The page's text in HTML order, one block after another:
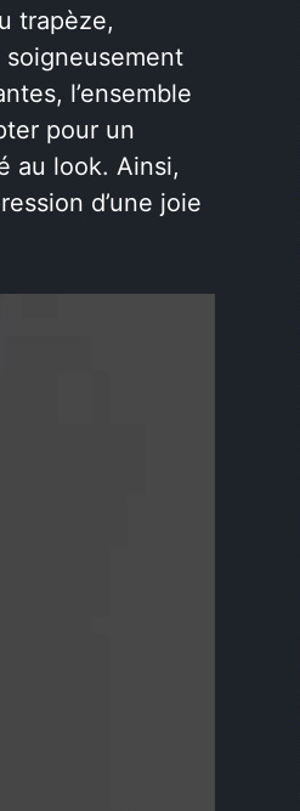
trapèze,
l’ensemble
pour un
au look. Ainsi,
d’une joie